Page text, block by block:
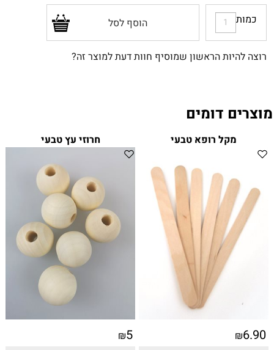
כמות הוסף לסל
רוצה להיות הראשון שמוסיף חוות דעת למוצר זה?
מוצרים דומים
מקל רופא טבעי
₪6.90
חרוזי עץ טבעי
₪5